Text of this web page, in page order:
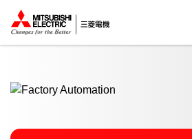
ここから本文